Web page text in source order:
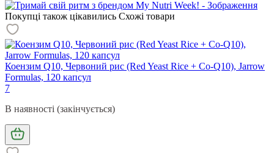
Покупці також цікавились Схожі товари
Коензим Q10, Червоний рис (Red Yeast Rice + Co-Q10), Jarrow
Formulas, 120 капсул
7
В наявності (закінчується)